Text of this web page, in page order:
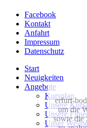
Facebook
Kontakt
Anfahrt
Impressum
Datenschutz
Start
Neuigkeiten
Angebote
Kursplan
Unsere
Unsere
Unser
erfurt-
um die
sowie die